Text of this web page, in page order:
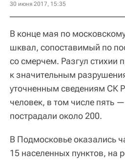
30 июня 2017, 15:35
В конце мая по
шквал, сопоставимый по
со смерчем. Разгул стихии
к значительным
уточненным сведениям СК
человек, в том числе пять
пострадали около 200.
В Подмосковье оказались
15 населенных пунктов, на